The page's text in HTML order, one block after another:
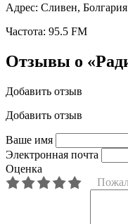
Адрес: Сливен, Болгария
Частота: 95.5 FM
Отзывы о
Добавить отзыв
Добавить отзыв
Ваше имя
Электронная почта
Оценка